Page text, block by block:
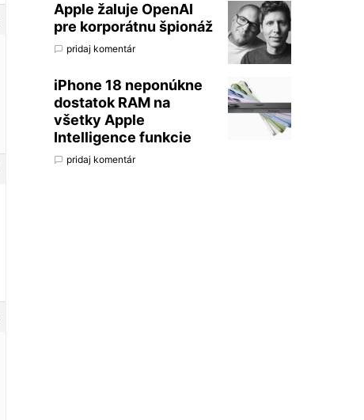
Apple žaluje OpenAI
pre korporátnu špionáž
pridaj komentár
iPhone 18 neponúkne
dostatok RAM na
všetky Apple
Intelligence funkcie
pridaj komentár